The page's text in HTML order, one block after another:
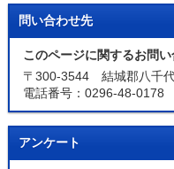
問い合わせ先
このページに関するお問
〒300-3544 結城郡八千
電話番号：0296-48-0178
アンケート